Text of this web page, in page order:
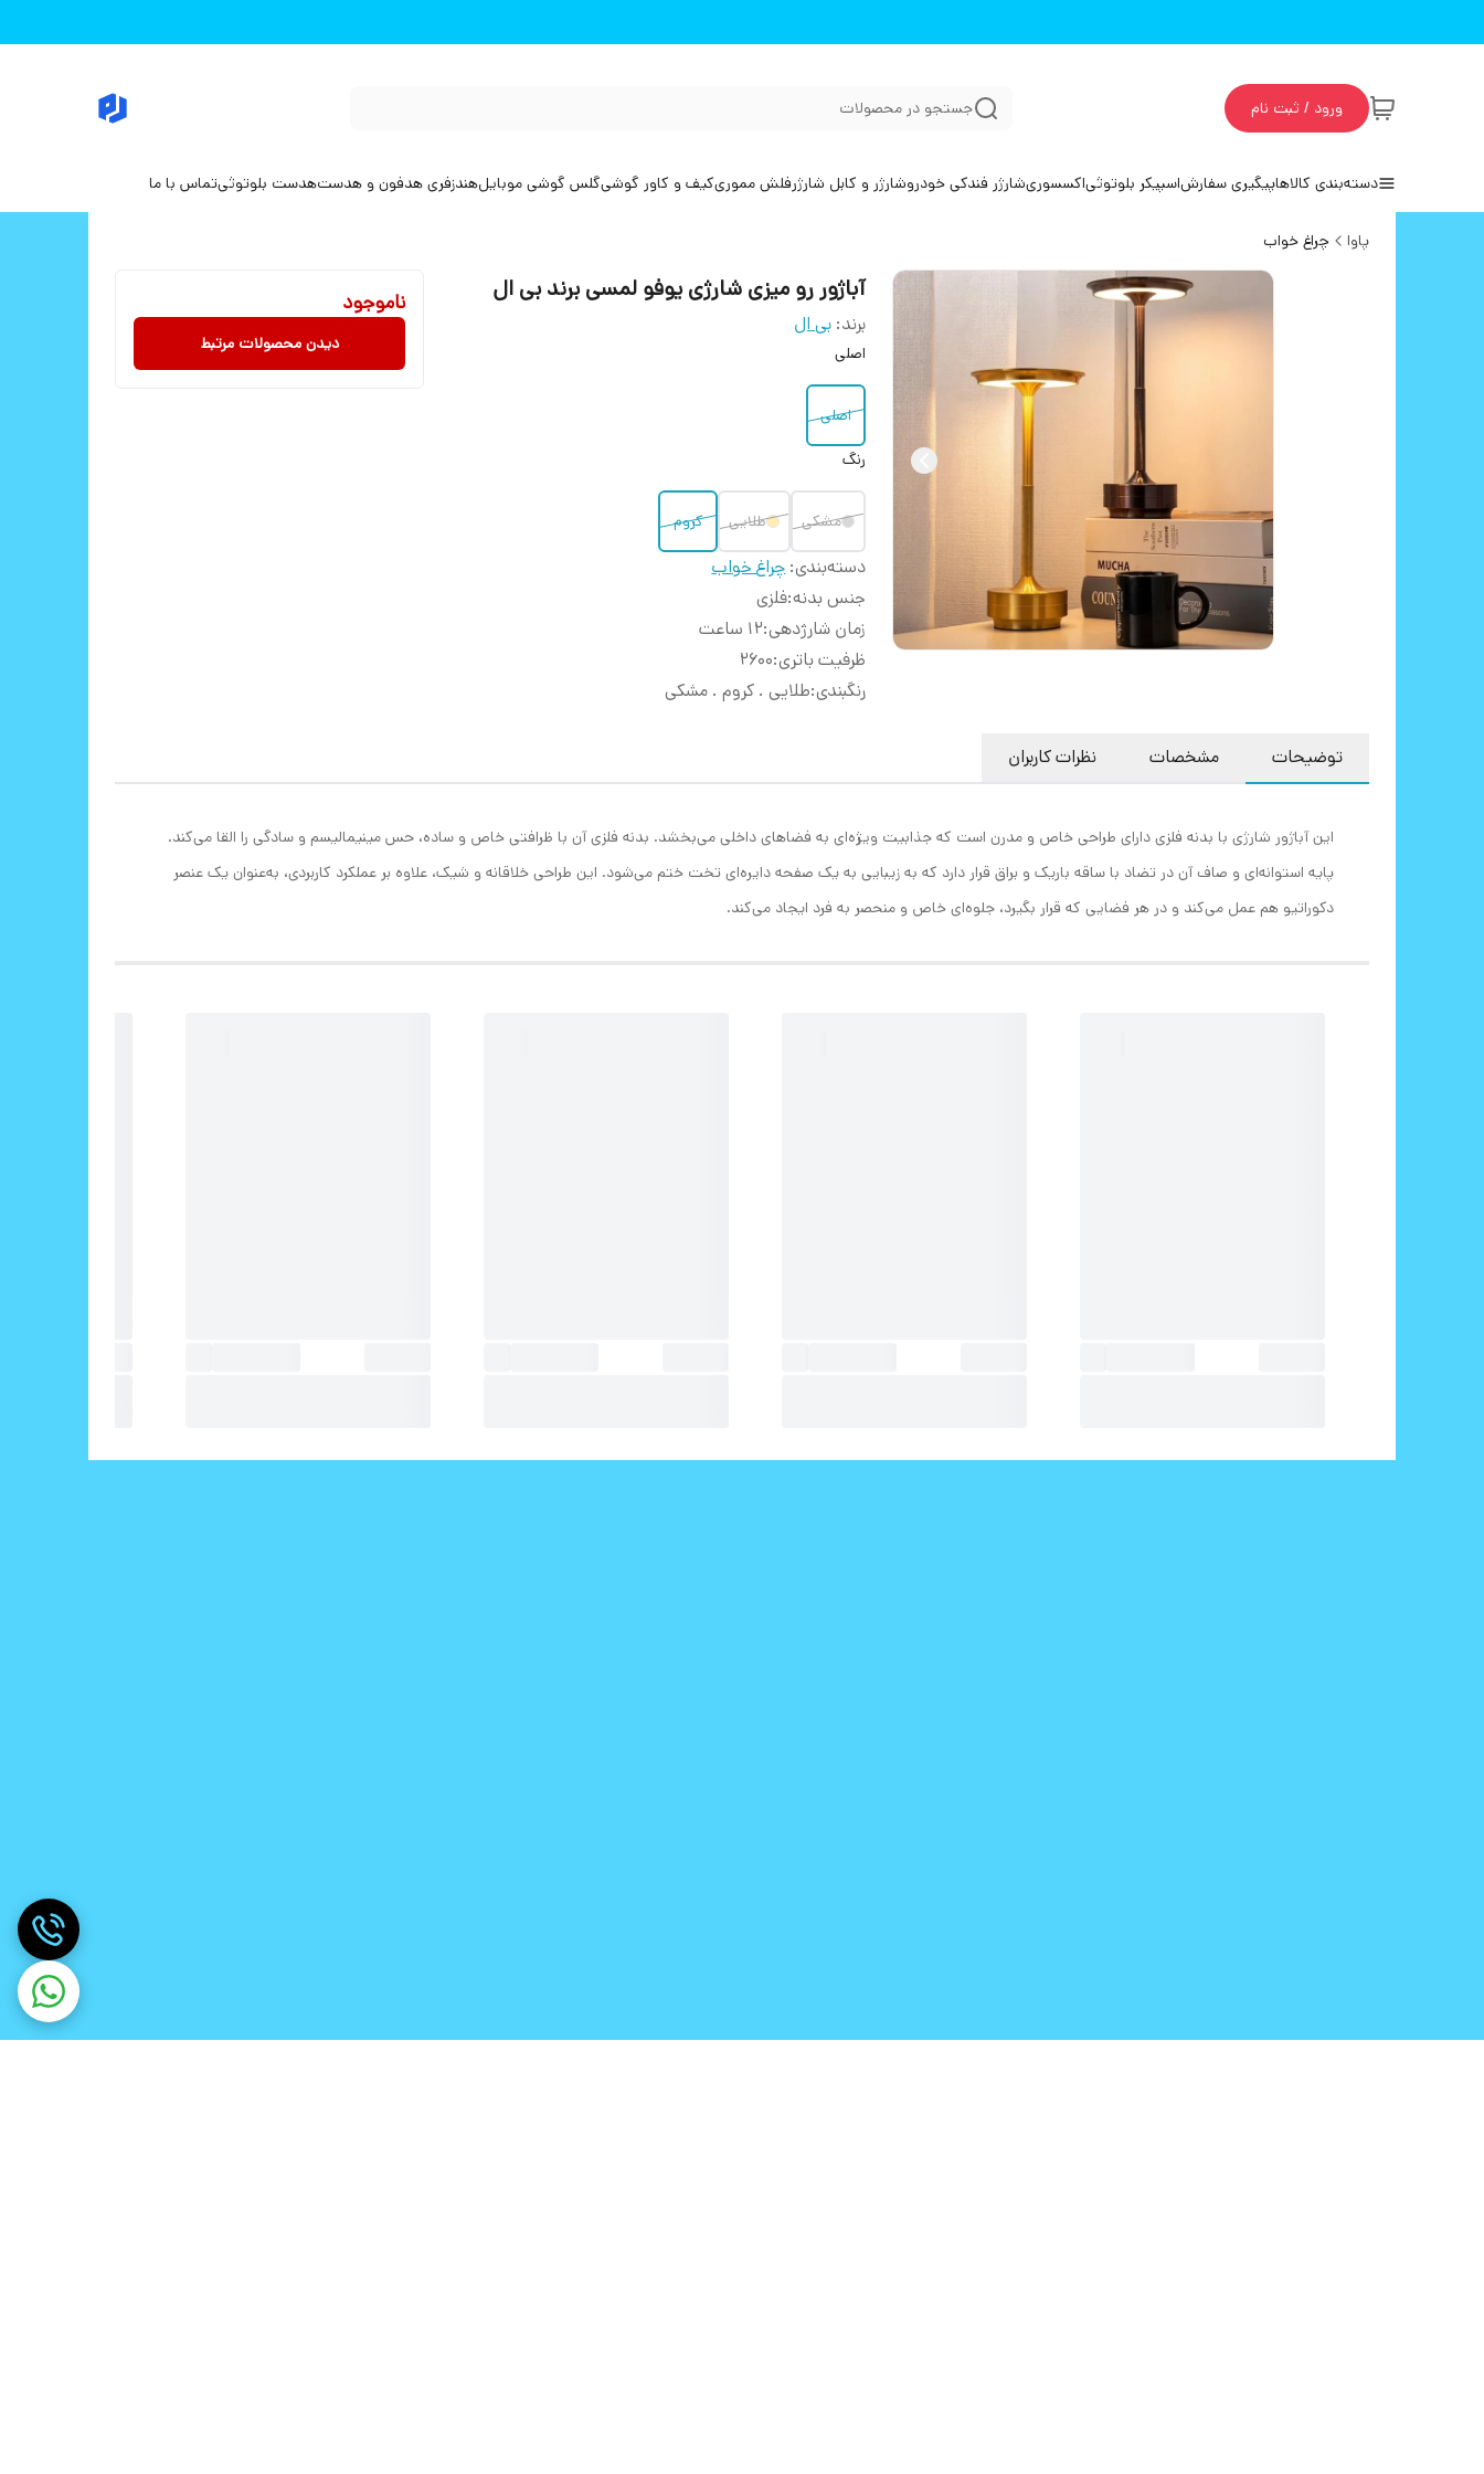
ورود / ثبت نام جستجو در محصولات
دسته‌بندی کالاهاپیگیری سفارشاسپیکر بلوتوثیاکسسوریشارژر فندکی خودروشارژر و کابل شارژرفلش مموریکیف و کاور گوشیگلس گوشی موبایلهندزفری هدفون و هدستهدست بلوتوثیتماس با ما
پاوا چراغ خواب
آباژور رو میزی شارژی یوفو لمسی برند بی ال
برند: بی ال
اصلی
اصلی
رنگ
مشکی طلایی کروم
دسته‌بندی:چراغ خواب
جنس بدنه:فلزی
زمان شارژدهی:12 ساعت
ظرفیت باتری:
2600
رنگبندی:طلایی . کروم . مشکی
ناموجود
دیدن محصولات مرتبط
توضیحات مشخصات نظرات کاربران
این آباژور شارژی با بدنه فلزی دارای طراحی خاص و مدرن است که جذابیت ویژه‌ای به فضاهای داخلی می‌بخشد. بدنه فلزی آن با ظرافتی خاص و ساده، حس مینیمالیسم و سادگی را القا می‌کند.
پایه استوانه‌ای و صاف آن در تضاد با ساقه باریک و براق قرار دارد که به زیبایی به یک صفحه دایره‌ای تخت ختم می‌شود. این طراحی خلاقانه و شیک، علاوه بر عملکرد کاربردی، به‌عنوان یک عنصر
دکوراتیو هم عمل می‌کند و در هر فضایی که قرار بگیرد، جلوه‌ای خاص و منحصر به فرد ایجاد می‌کند.